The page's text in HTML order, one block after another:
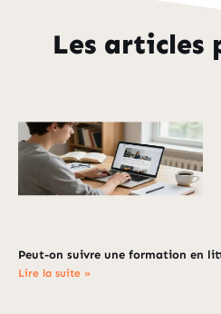
Les articles
Peut-on suivre une formation en
Lire la suite »